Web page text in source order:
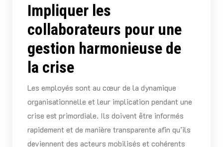
Impliquer les
collaborateurs pour une
gestion harmonieuse de
la crise
Les employés sont au cœur de la dynamique
organisationnelle et leur implication pendant une
crise est primordiale. Ils doivent être informés
rapidement et de manière transparente afin qu’ils
deviennent des acteurs mobilisés et cohérents